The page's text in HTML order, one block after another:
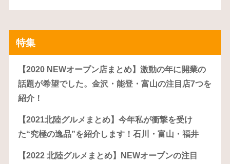
特集
【2020 NEWオープン店まとめ】激動の年に開業の
話題が希望でした。金沢・能登・富山の注目店7つを
紹介！
【2021北陸グルメまとめ】今年私が衝撃を受け
た“究極の逸品”を紹介します！石川・富山・福井
【2022 北陸グルメまとめ】NEWオープンの注目